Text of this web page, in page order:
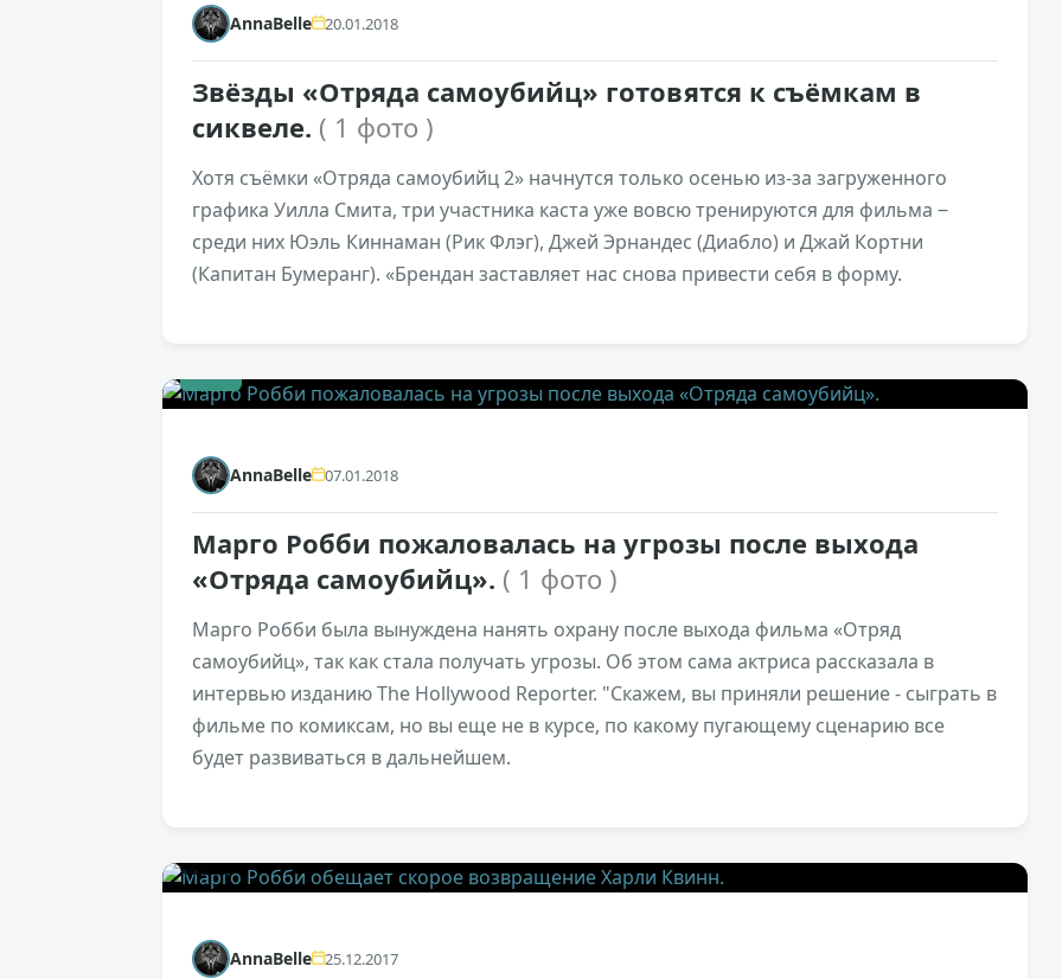
AnnaBelle 20.01.2018
Звёзды «Отряда самоубийц» готовятся к съёмкам в
сиквеле. ( 1 фото )
Хотя съёмки «Отряда самоубийц 2» начнутся только осенью из-за загруженного
графика Уилла Смита, три участника каста уже вовсю тренируются для фильма ‒
среди них Юэль Киннаман (Рик Флэг), Джей Эрнандес (Диабло) и Джай Кортни
(Капитан Бумеранг). «Брендан заставляет нас снова привести себя в форму.
AnnaBelle 07.01.2018
Марго Робби пожаловалась на угрозы после выхода
«Отряда самоубийц». ( 1 фото )
Марго Робби была вынуждена нанять охрану после выхода фильма «Отряд
самоубийц», так как стала получать угрозы. Об этом сама актриса рассказала в
интервью изданию The Hollywood Reporter. "Скажем, вы приняли решение - сыграть в
фильме по комиксам, но вы еще не в курсе, по какому пугающему сценарию все
будет развиваться в дальнейшем.
AnnaBelle 25.12.2017